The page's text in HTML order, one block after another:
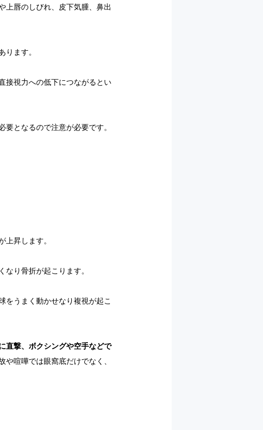
上唇のしびれ、皮下気腫、鼻出
ります。
接視力への低下につながるとい
となるので注意が必要です。
上昇します。
り骨折が起こります。
をうまく動かせなり複視が起こ
直撃、ボクシングや空手などで
や喧嘩では眼窩底だけでなく、